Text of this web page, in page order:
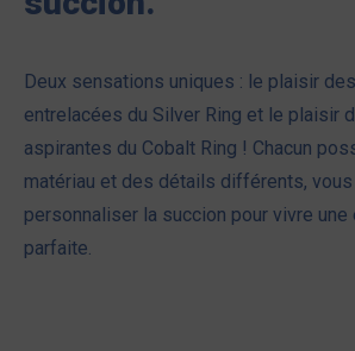
Deux sensations uniques : le plaisir
entrelacées du Silver Ring et le plaisir
aspirantes du Cobalt Ring ! Chacun
matériau et des détails différents,
personnaliser la succion pour vivre une
parfaite.